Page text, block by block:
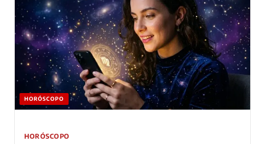
HORÓSCOPO
HORÓSCOPO